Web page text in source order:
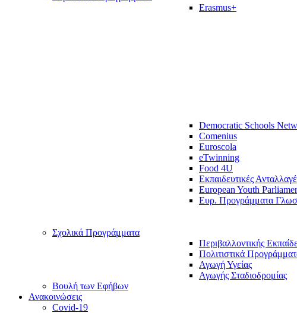
Erasmus+
Democratic Schools
Comenius
Euroscola
eTwinning
Food 4U
Εκπαιδευτικές
European Youth
Ευρ. Προγράμματα
Σχολικά Προγράμματα
Περιβαλλοντικής
Πολιτιστικά
Αγωγή Υγείας
Αγωγής Σταδιοδρομίας
Βουλή των Εφήβων
Ανακοινώσεις
Covid-19